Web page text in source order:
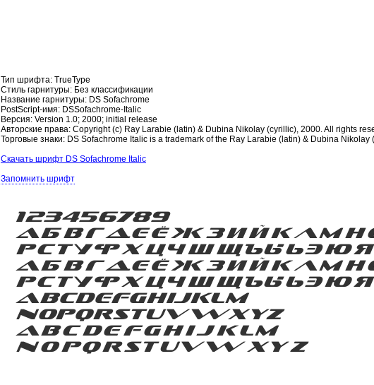
Тип шрифта: TrueType
Стиль гарнитуры: Без классификации
Название гарнитуры: DS Sofachrome
PostScript-имя: DSSofachrome-Italic
Версия: Version 1.0; 2000; initial release
Авторские права: Copyright (c) Ray Larabie (latin) & Dubina Nikolay (cyrillic), 2000. All rights
Торговые знаки: DS Sofachrome Italic is a trademark of the Ray Larabie (latin) & Dubina Nikolay
Скачать шрифт DS Sofachrome Italic
Запомнить шрифт